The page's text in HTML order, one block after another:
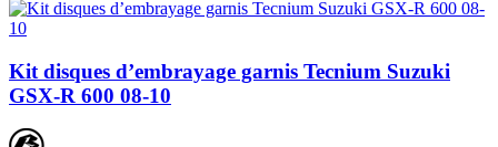
Kit disques d’embrayage garnis Tecnium Suzuki
GSX-R 600 08-10